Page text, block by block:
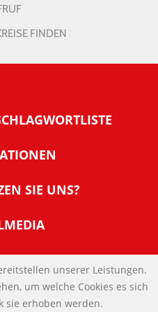
FINDEN
NachDenkSeiten
Signaturen
SIE UNS?
Online
unserer Leistungen.
um welche Cookies es sich
sie erhoben werden.